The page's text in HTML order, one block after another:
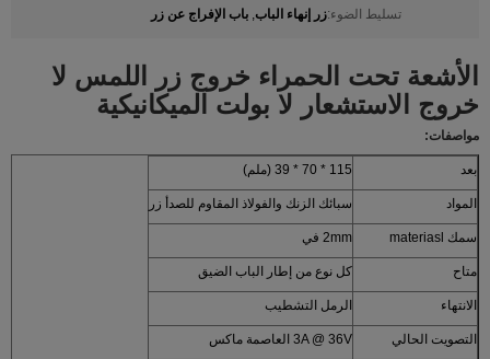
تسليط الضوء:زر إنهاء الباب, باب الإفراج عن زر
الأشعة تحت الحمراء خروج زر اللمس لا
خروج الاستشعار لا بولت الميكانيكية
مواصفات:
بعد 115 * 70 * 39 (ملم)
المواد سبائك الزنك والفولاذ المقاوم للصدأ زر
سمك materiasl 2mm في
متاح كل نوع من إطار الباب الضيق
الانتهاء الرمل التشطيب
التصويت الحالي 3A @ 36V العاصمة ماكس